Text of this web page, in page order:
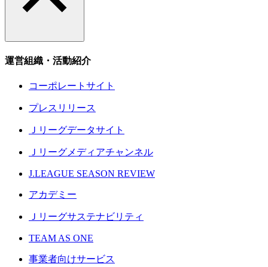
運営組織・活動紹介
コーポレートサイト
プレスリリース
Ｊリーグデータサイト
Ｊリーグメディアチャンネル
J.LEAGUE SEASON REVIEW
アカデミー
Ｊリーグサステナビリティ
TEAM AS ONE
事業者向けサービス